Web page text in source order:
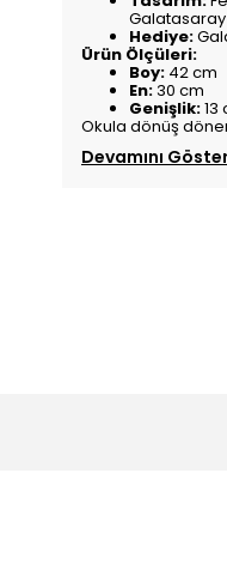
Galatasaray
Hediye:
Ürün Ölçüleri:
Boy: 42 cm
En:30 cm
Genişlik:13
Okula dönüş
Devamını